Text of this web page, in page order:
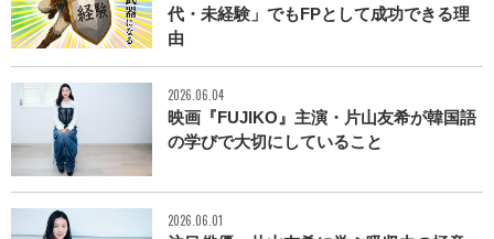
代・未経験」でもFPとして成功できる理
由
2026.06.04
映画『FUJIKO』主演・片山友希が韓国語
の学びで大切にしていること
2026.06.01